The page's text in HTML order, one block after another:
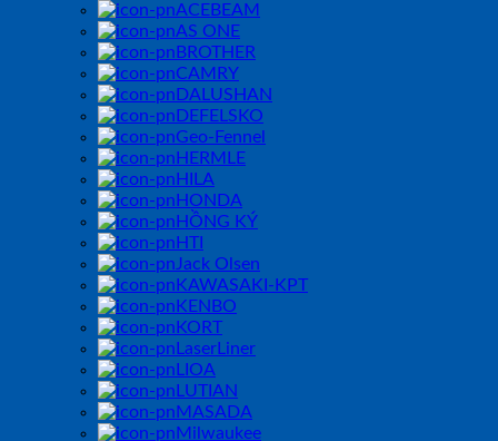
ACEBEAM
AS ONE
BROTHER
CAMRY
DALUSHAN
DEFELSKO
Geo-Fennel
HERMLE
HILA
HONDA
HỒNG KÝ
HTI
Jack Olsen
KAWASAKI-KPT
KENBO
KORT
LaserLiner
LIOA
LUTIAN
MASADA
Milwaukee